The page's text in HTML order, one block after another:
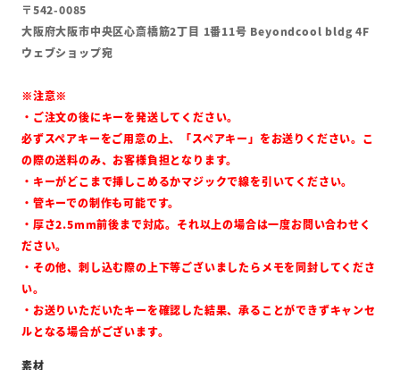
〒542-0085
大阪府大阪市中央区心斎橋筋2丁目 1番11号 Beyondcool bldg 4F
ウェブショップ宛
※注意※
・ご注文の後にキーを発送してください。
必ずスペアキーをご用意の上、「スペアキー」をお送りください。こ
の際の送料のみ、お客様負担となります。
・キーがどこまで挿しこめるかマジックで線を引いてください。
・管キーでの制作も可能です。
・厚さ2.5mm前後まで対応。それ以上の場合は一度お問い合わせく
ださい。
・その他、刺し込む際の上下等ございましたらメモを同封してくださ
い。
・お送りいただいたキーを確認した結果、承ることができずキャンセ
ルとなる場合がございます。